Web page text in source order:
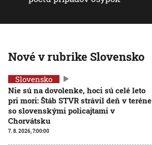
Nové v rubrike Slovensko
Slovensko
Nie sú na dovolenke, hoci sú celé leto
pri mori: Štáb STVR strávil deň v teréne
so slovenskými policajtami v
Chorvátsku
7. 8. 2026, 7:00:00